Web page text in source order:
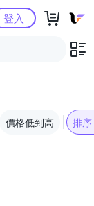
登入
價格低到高 排序